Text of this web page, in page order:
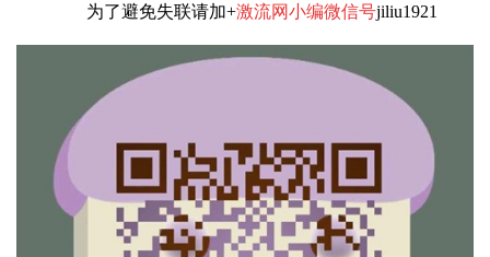
为了避免失联请加+激流网小编微信号jiliu1921